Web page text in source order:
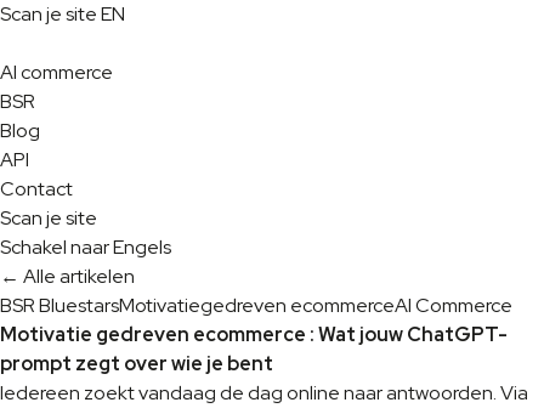
Scan je siteEN
AI commerce
BSR
Blog
API
Contact
Scan je site
Schakel naar Engels
← Alle artikelen
BSR BluestarsMotivatiegedreven ecommerceAI Commerce
Motivatie gedreven ecommerce : Wat jouw ChatGPT-
prompt zegt over wie je bent
Iedereen zoekt vandaag de dag online naar antwoorden. Via